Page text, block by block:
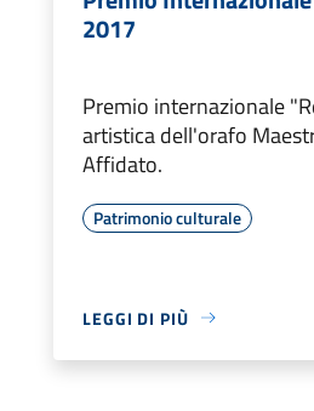
2017
Premio internazionale
artistica dell'orafo
Affidato.
Patrimonio culturale
LEGGI DI PIÙ